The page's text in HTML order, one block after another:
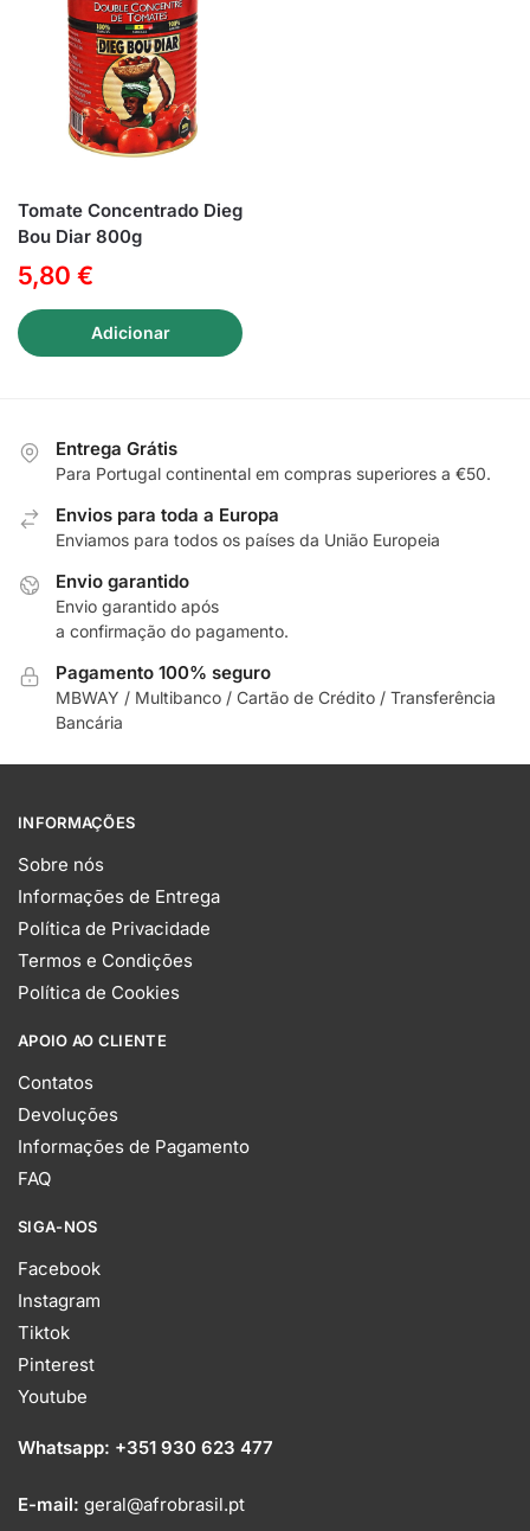
Tomate Concentrado Dieg
Bou Diar 800g
5,80 €
Adicionar
Entrega Grátis
Para Portugal continental em compras superiores a €50.
Envios para toda a Europa
Enviamos para todos os países da União Europeia
Envio garantido
Envio garantido após
a confirmação do pagamento.
Pagamento 100% seguro
MBWAY / Multibanco / Cartão de Crédito / Transferência
Bancária
INFORMAÇÕES
Sobre nós
Informações de Entrega
Política de Privacidade
Termos e Condições
Política de Cookies
APOIO AO CLIENTE
Contatos
Devoluções
Informações de Pagamento
FAQ
SIGA-NOS
Facebook
Instagram
Tiktok
Pinterest
Youtube
Whatsapp: +351 930 623 477
E-mail: geral@afrobrasil.pt